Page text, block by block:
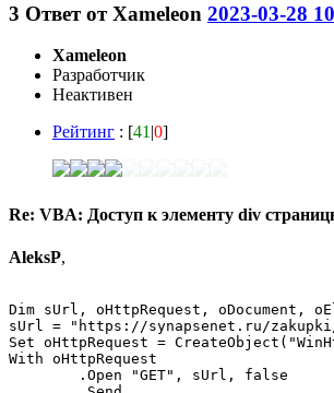
3 Ответ отXameleon 2023-03-28
Xameleon
Разработчик
Неактивен
Рейтинг : [41 |0]
Re: VBA: Доступ к элементу div
AleksP,
Dim sUrl, oHttpRequest, oDocument,
sUrl = "https://synapsenet.ru/zakupki/
Set oHttpRequest =
With oHttpRequest